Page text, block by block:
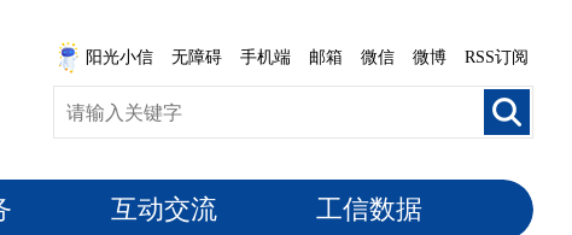
阳光小信 无障碍 手机端 邮箱 微信 微博 RSS订阅
互动交流 工信数据